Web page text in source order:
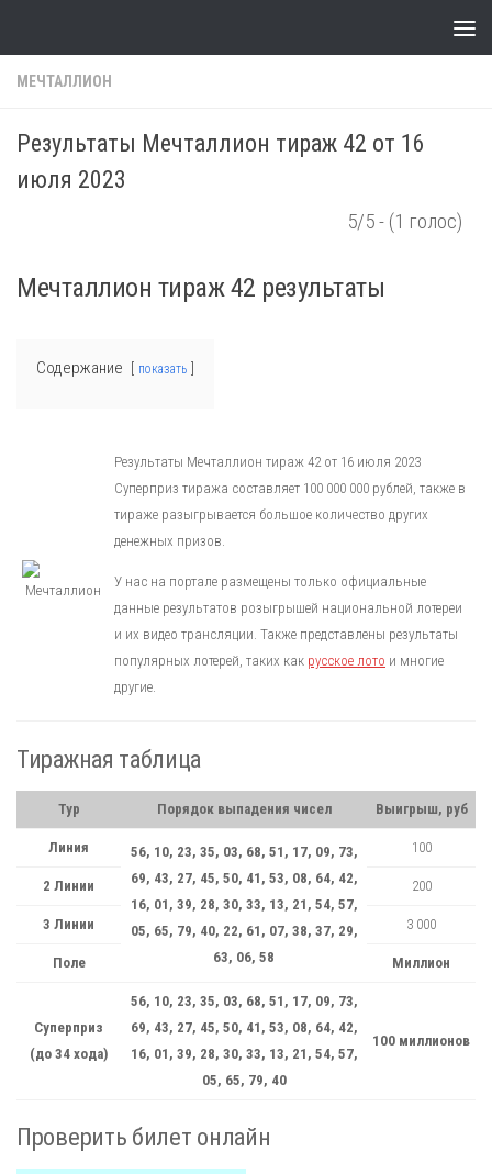
МЕЧТАЛЛИОН
Результаты Мечталлион тираж 42 от 16
июля 2023
5/5 - (1 голос)
Мечталлион тираж 42 результаты
Содержание показать
Результаты Мечталлион тираж 42 от 16 июля 2023
Суперприз тиража составляет 100 000 000 рублей, также в
тираже разыгрывается большое количество других
денежных призов.
У нас на портале размещены только официальные
данные результатов розыгрышей национальной лотереи
и их видео трансляции. Также представлены результаты
популярных лотерей, таких как русское лото и многие
другие.
Тиражная таблица
Тур Порядок выпадения чисел Выигрыш, руб
Линия
56, 10, 23, 35, 03, 68, 51, 17, 09, 73,
69, 43, 27, 45, 50, 41, 53, 08, 64, 42,
16, 01, 39, 28, 30, 33, 13, 21, 54, 57,
05, 65, 79, 40, 22, 61, 07, 38, 37, 29,
63, 06, 58
100
2 Линии 200
3 Линии 3 000
Поле Миллион
Суперприз
(до 34 хода)
56, 10, 23, 35, 03, 68, 51, 17, 09, 73,
69, 43, 27, 45, 50, 41, 53, 08, 64, 42,
16, 01, 39, 28, 30, 33, 13, 21, 54, 57,
05, 65, 79, 40
100 миллионов
Проверить билет онлайн